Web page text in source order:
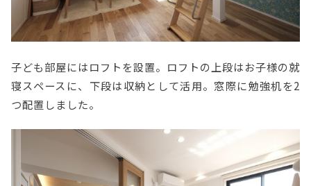
子ども部屋にはロフトを設置。ロフトの上段はお子様の就
寝スペースに、下段は収納として活用。窓際に勉強机を2
つ配置しました。